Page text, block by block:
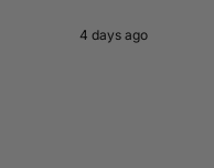
4 days ago